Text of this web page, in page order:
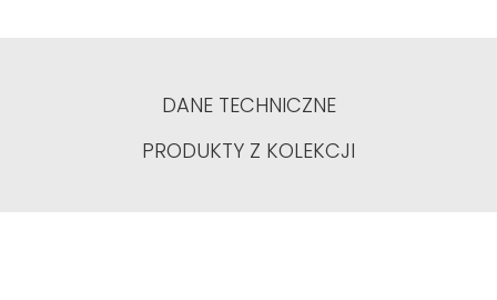
DANE TECHNICZNE
PRODUKTY Z KOLEKCJI